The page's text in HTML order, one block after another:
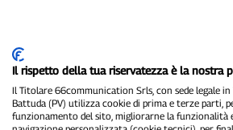
Il rispetto della tua riservatezza è la nostra
Il Titolare 66communication Srls, con sede legale
Battuda (PV) utilizza cookie di prima e terze parti,
funzionamento del sito, migliorarne la funzionalità